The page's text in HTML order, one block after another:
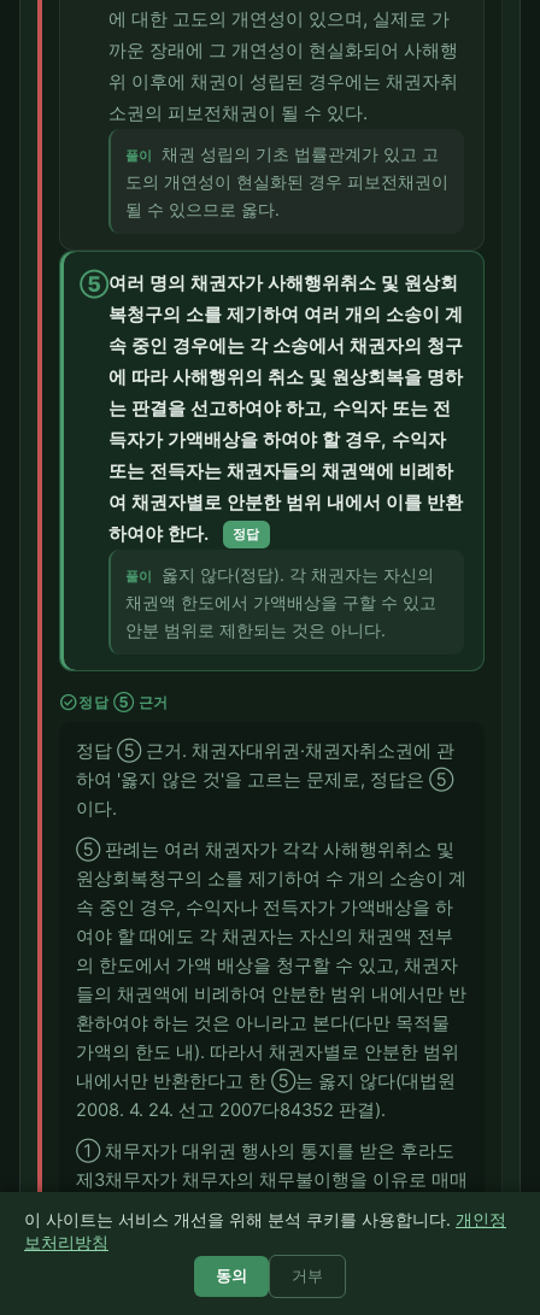
에 대한 고도의 개연성이 있으며, 실제로 가
까운 장래에 그 개연성이 현실화되어 사해행
위 이후에 채권이 성립된 경우에는 채권자취
소권의 피보전채권이 될 수 있다.
풀이
채권 성립의 기초 법률관계가 있고 고
도의 개연성이 현실화된 경우 피보전채권이
될 수 있으므로 옳다.
⑤여러 명의 채권자가 사해행위취소 및 원상회
복청구의 소를 제기하여 여러 개의 소송이 계
속 중인 경우에는 각 소송에서 채권자의 청구
에 따라 사해행위의 취소 및 원상회복을 명하
는 판결을 선고하여야 하고, 수익자 또는 전
득자가 가액배상을 하여야 할 경우, 수익자
또는 전득자는 채권자들의 채권액에 비례하
여 채권자별로 안분한 범위 내에서 이를 반환
하여야 한다.
정답
풀이
옳지 않다(정답). 각 채권자는 자신의
채권액 한도에서 가액배상을 구할 수 있고
안분 범위로 제한되는 것은 아니다.
check_circle정답 ⑤ 근거
정답 ⑤ 근거. 채권자대위권·채권자취소권에 관
하여 '옳지 않은 것'을 고르는 문제로, 정답은 ⑤
이다.
⑤ 판례는 여러 채권자가 각각 사해행위취소 및
원상회복청구의 소를 제기하여 수 개의 소송이 계
속 중인 경우, 수익자나 전득자가 가액배상을 하
여야 할 때에도 각 채권자는 자신의 채권액 전부
의 한도에서 가액 배상을 청구할 수 있고, 채권자
들의 채권액에 비례하여 안분한 범위 내에서만 반
환하여야 하는 것은 아니라고 본다(다만 목적물
가액의 한도 내). 따라서 채권자별로 안분한 범위
내에서만 반환한다고 한 ⑤는 옳지 않다(대법원
2008. 4. 24. 선고 2007다84352 판결).
① 채무자가 대위권 행사의 통지를 받은 후라도
제3채무자가 채무자의 채무불이행을 이유로 매매
계약을 해제한 경우 그 해제로써 대위채권자에게
대항할 수 있으므로(대법원 2012. 5. 17. 선고
2011다87235 전원합의체 판결) 옳다.
이 사이트는 서비스 개선을 위해 분석 쿠키를 사용합니다. 개인정
보처리방침
동의 거부